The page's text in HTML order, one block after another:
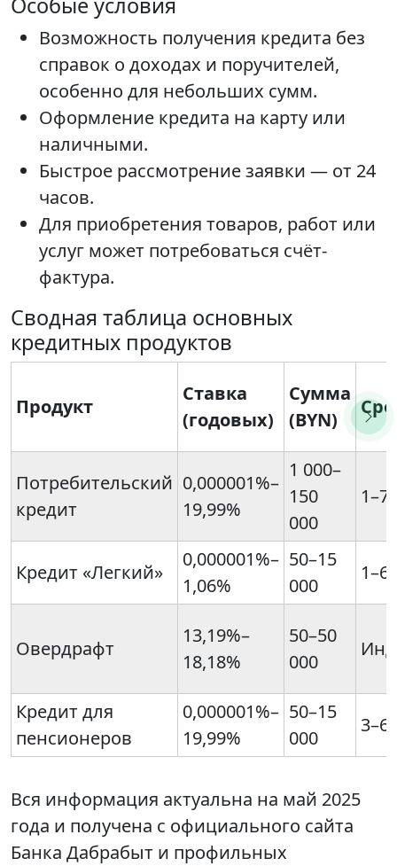
Возможность получения кредита без
справок о доходах и поручителей,
особенно для небольших сумм.
Оформление кредита на карту или
наличными.
Быстрое рассмотрение заявки — от 24
часов.
Для приобретения товаров, работ или
услуг может потребоваться счёт-
фактура.
Сводная таблица основных
кредитных продуктов
Продукт
Ставка
(годовых)
Сумма
(BYN)
Потребительский
кредит
0,000001%–
19,99%
1 000–
150
000
Кредит «Легкий»
0,000001%–
1,06%
50–15
000
Овердрафт
13,19%–
18,18%
50–50
000
Кредит для
пенсионеров
0,000001%–
19,99%
50–15
000
Вся информация актуальна на май 2025
года и получена с официального сайта
Банка Дабрабыт и профильных